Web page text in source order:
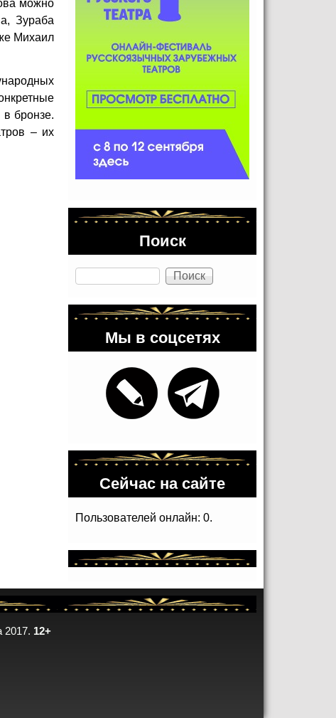
можно
Зураба
Михаил
бронзе.
– их
Поиск
Поиск
Мы в соцсетях
Сейчас на сайте
Пользователей онлайн: 0.
2017. 12+